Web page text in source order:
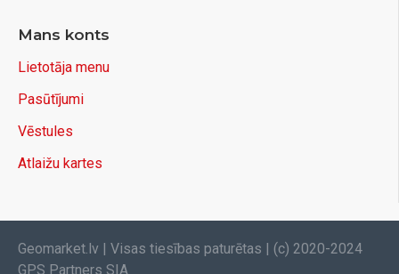
Mans konts
Lietotāja menu
Pasūtījumi
Vēstules
Atlaižu kartes
Geomarket.lv | Visas tiesības paturētas | (c) 2020-2024
GPS Partners SIA